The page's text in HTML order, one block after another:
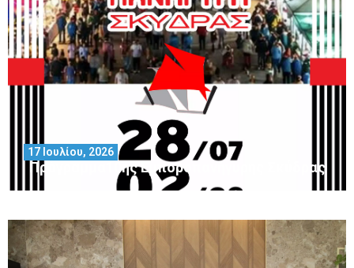
Πρόγραμμα10ης Εμποροπανήγυρης Σκύδρας
17 Ιουλίου, 2026